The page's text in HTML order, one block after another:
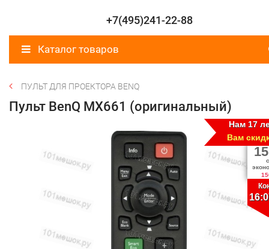
+7(495)241-22-88
Каталог товаров
ПУЛЬТ ДЛЯ ПРОЕКТОРА BENQ
Пульт BenQ MX661 (оригинальный)
Нам 17
Вам
15